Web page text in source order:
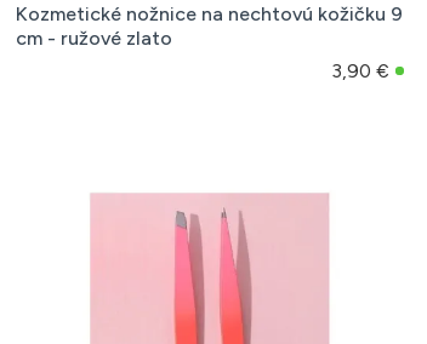
Kozmetické nožnice na nechtovú kožičku 9
cm - ružové zlato
3,90 €